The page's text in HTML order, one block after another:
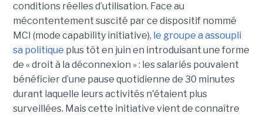
conditions réelles d’utilisation. Face au
mécontentement suscité par ce dispositif nommé
MCI (mode capability initiative), le groupe a assoupli
sa politique plus tôt en juin en introduisant une forme
de « droit à la déconnexion » : les salariés pouvaient
bénéficier d’une pause quotidienne de 30 minutes
durant laquelle leurs activités n'étaient plus
surveillées. Mais cette initiative vient de connaître